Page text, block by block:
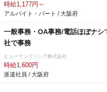
時給1,177円～
アルバイト・パート / 大阪府
一般事務・OA事務/電話ほぼナ
社で事務
ヒューマンリソシア株式会社
時給1,600円
派遣社員 / 大阪府